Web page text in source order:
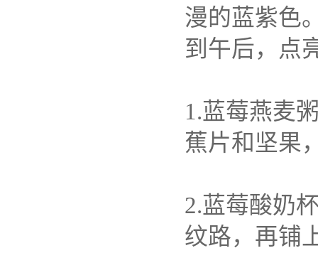
漫的蓝紫色
到午后，点
1.蓝莓燕麦
蕉片和坚果
2.蓝莓酸奶
纹路，再铺